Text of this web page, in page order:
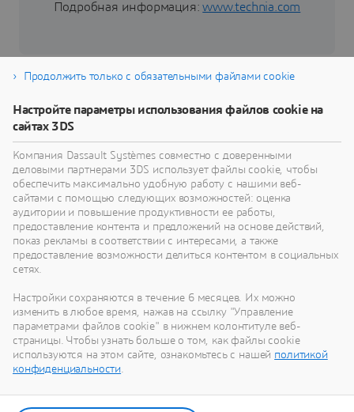
Подробная информация:www.technia.com
Инфраструктура, энергетика и добыча полезных
ископаемых
Переосмыслите инновации в области
инфраструктуры, энергетики и добычи
полезных ископаемых, чтобы обеспечить
экологическую безопасность в будущем.
Industry
Продолжить только с обязательными файлами cookie
Настройте параметры использования файлов cookie на
сайтах 3DS
Компания Dassault Systèmes совместно с доверенными
деловыми партнерами 3DS использует файлы cookie, чтобы
обеспечить максимально удобную работу с нашими веб-
сайтами с помощью следующих возможностей: оценка
аудитории и повышение продуктивности ее работы,
предоставление контента и предложений на основе действий,
показ рекламы в соответствии с интересами, а также
предоставление возможности делиться контентом в социальных
сетях.
Настройки сохраняются в течение 6 месяцев. Их можно
изменить в любое время, нажав на ссылку "Управление
параметрами файлов cookie" в нижнем колонтитуле веб-
страницы. Чтобы узнать больше о том, как файлы cookie
используются на этом сайте, ознакомьтесь с нашей политикой
конфиденциальности.